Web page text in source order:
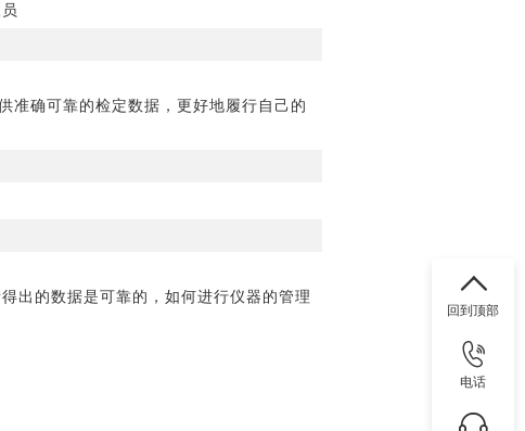
准确可靠的检定数据，更好地履行自己的
出的数据是可靠的，如何进行仪器的管理
回到顶部
电话